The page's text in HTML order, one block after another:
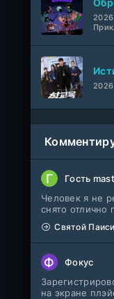
1 сезон
Г Гость
Человек я не
снято отлично
Святой
Ф Фокус
на экране